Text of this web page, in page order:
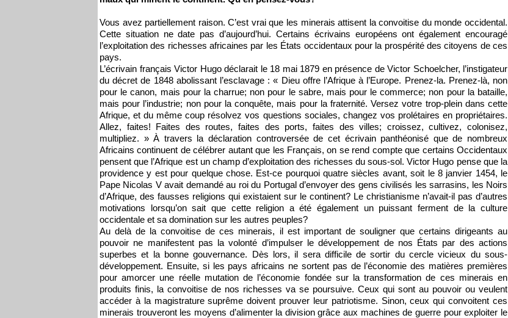
Vous avez partiellement raison. C’est vrai que les minerais attisent la convoitise du monde occidental.
Cette situation ne date pas d’aujourd’hui. Certains écrivains européens ont également encouragé
l’exploitation des richesses africaines par les États occidentaux pour la prospérité des citoyens de ces
pays.
L’écrivain français Victor Hugo déclarait le 18 mai 1879 en présence de Victor Schoelcher, l’instigateur
du décret de 1848 abolissant l’esclavage : « Dieu offre l’Afrique à l’Europe. Prenez-la. Prenez-là, non
pour le canon, mais pour la charrue; non pour le sabre, mais pour le commerce; non pour la bataille,
mais pour l’industrie; non pour la conquête, mais pour la fraternité. Versez votre trop-plein dans cette
Afrique, et du même coup résolvez vos questions sociales, changez vos prolétaires en propriétaires.
Allez, faites! Faites des routes, faites des ports, faites des villes; croissez, cultivez, colonisez,
multipliez. » À travers la déclaration controversée de cet écrivain panthéonisé que de nombreux
Africains continuent de célébrer autant que les Français, on se rend compte que certains Occidentaux
pensent que l’Afrique est un champ d’exploitation des richesses du sous-sol. Victor Hugo pense que la
providence y est pour quelque chose. Est-ce pourquoi quatre siècles avant, soit le 8 janvier 1454, le
Pape Nicolas V avait demandé au roi du Portugal d’envoyer des gens civilisés les sarrasins, les Noirs
d’Afrique, des fausses religions qui existaient sur le continent? Le christianisme n’avait-il pas d’autres
motivations lorsqu’on sait que cette religion a été également un puissant ferment de la culture
occidentale et sa domination sur les autres peuples?
Au delà de la convoitise de ces minerais, il est important de souligner que certains dirigeants au
pouvoir ne manifestent pas la volonté d’impulser le développement de nos États par des actions
superbes et la bonne gouvernance. Dès lors, il sera difficile de sortir du cercle vicieux du sous-
développement. Ensuite, si les pays africains ne sortent pas de l’économie des matières premières
pour amorcer une réelle mutation de l’économie fondée sur la transformation de ces minerais en
produits finis, la convoitise de nos richesses va se poursuive. Ceux qui sont au pouvoir ou veulent
accéder à la magistrature suprême doivent prouver leur patriotisme. Sinon, ceux qui convoitent ces
minerais trouveront les moyens d’alimenter la division grâce aux machines de guerre pour exploiter le